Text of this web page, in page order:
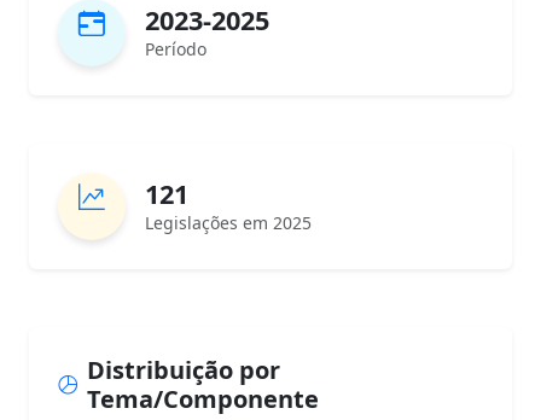
2023-2025
Período
121
Legislações em 2025
Distribuição por
Tema/Componente